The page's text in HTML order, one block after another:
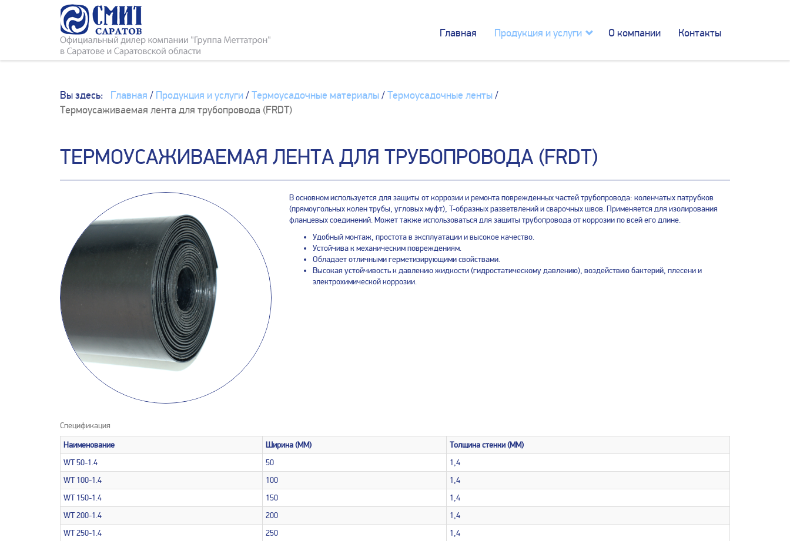
Главная Продукция и услуги О компании Контакты
Вы здесь: Главная / Продукция и услуги/Термоусадочные материалы/Термоусадочные ленты/
Термоусаживаемая лента для трубопровода (FRDT)
ТЕРМОУСАЖИВАЕМАЯ ЛЕНТА ДЛЯ ТРУБОПРОВОДА (FRDT)
В основном используется для защиты от коррозии и ремонта поврежденных частей трубопровода: коленчатых патрубков
(прямоугольных колен трубы, угловых муфт), T-образных разветвлений и сварочных швов. Применяется для изолирования
фланцевых соединений. Может также использоваться для защиты трубопровода от коррозии по всей его длине.
Удобный монтаж, простота в эксплуатации и высокое качество.
Устойчива к механическим повреждениям.
Обладает отличными герметизирующими свойствами.
Высокая устойчивость к давлению жидкости (гидростатическому давлению), воздействию бактерий, плесени и
электрохимической коррозии.
Спецификация
Наименование
Ширина (MM)
Толщина стенки (MM)
WT 50-1.4
50
1,4
WT 100-1.4
100
1,4
WT 150-1.4
150
1,4
WT 200-1.4
200
1,4
WT 250-1.4
250
1,4